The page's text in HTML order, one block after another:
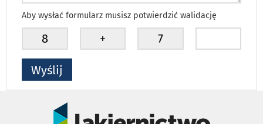
Aby wysłać formularz musisz potwierdzić walidację